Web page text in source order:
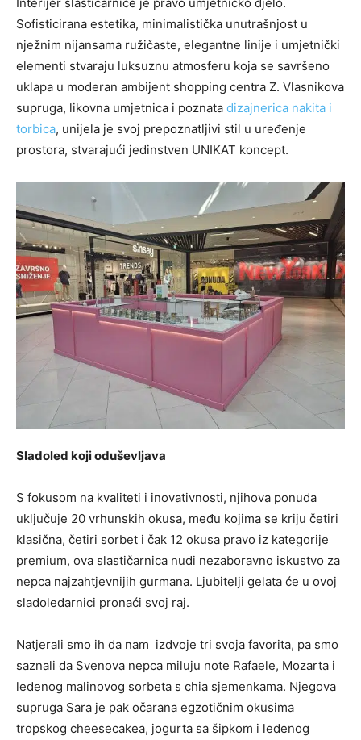
Sofisticirana estetika, minimalistička unutrašnjost u
nježnim nijansama ružičaste, elegantne linije i umjetnički
elementi stvaraju luksuznu atmosferu koja se savršeno
uklapa u moderan ambijent shopping centra Z. Vlasnikova
supruga, likovna umjetnica i poznata dizajnerica nakita i
torbica, unijela je svoj prepoznatljivi stil u uređenje
prostora, stvarajući jedinstven UNIKAT koncept.
Sladoled koji oduševljava
S fokusom na kvaliteti i inovativnosti, njihova ponuda
uključuje 20 vrhunskih okusa, među kojima se kriju četiri
klasična, četiri sorbet i čak 12 okusa pravo iz kategorije
premium, ova slastičarnica nudi nezaboravno iskustvo za
nepca najzahtjevnijih gurmana. Ljubitelji gelata će u ovoj
sladoledarnici pronaći svoj raj.
Natjerali smo ih da nam izdvoje tri svoja favorita, pa smo
saznali da Svenova nepca miluju note Rafaele, Mozarta i
ledenog malinovog sorbeta s chia sjemenkama. Njegova
supruga Sara je pak očarana egzotičnim okusima
tropskog cheesecakea, jogurta sa šipkom i ledenog